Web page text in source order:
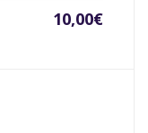
10,00€